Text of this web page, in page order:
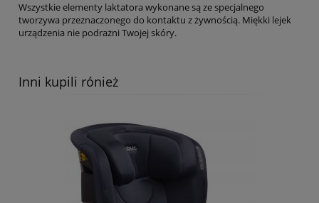
Wszystkie elementy laktatora wykonane są ze specjalnego
tworzywa przeznaczonego do kontaktu z żywnością. Miękki lejek
urządzenia nie podrażni Twojej skóry.
Inni kupili rónież